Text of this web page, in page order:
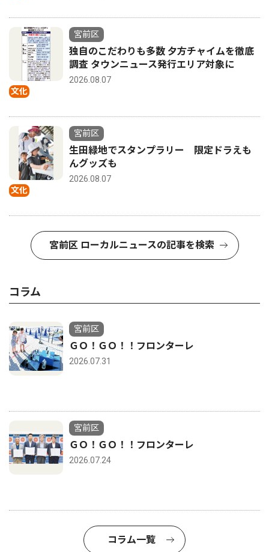
文化
宮前区
独自のこだわりも多数 夕方チャイムを徹底
調査 タウンニュース発行エリア対象に
2026.08.07
文化
宮前区
生田緑地でスタンプラリー 限定ドラえも
んグッズも
2026.08.07
宮前区 ローカルニュースの記事を検索
コラム
宮前区
ＧＯ！ＧＯ！！フロンターレ
2026.07.31
宮前区
ＧＯ！ＧＯ！！フロンターレ
2026.07.24
コラム一覧